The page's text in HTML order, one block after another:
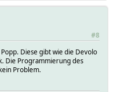
#8
Diese gibt wie die Devolo
Die Programmierung des
Problem.